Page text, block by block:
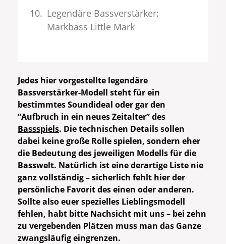
Legendäre Bassverstärker:
Markbass Little Mark
Jedes hier vorgestellte legendäre
Bassverstärker-Modell steht für ein
bestimmtes Soundideal oder gar den
“Aufbruch in ein neues Zeitalter” des
Bassspiels. Die technischen Details sollen
dabei keine große Rolle spielen, sondern eher
die Bedeutung des jeweiligen Modells für die
Basswelt. Natürlich ist eine derartige Liste nie
ganz vollständig – sicherlich fehlt hier der
persönliche Favorit des einen oder anderen.
Sollte also euer spezielles Lieblingsmodell
fehlen, habt bitte Nachsicht mit uns – bei zehn
zu vergebenden Plätzen muss man das Ganze
zwangsläufig eingrenzen.